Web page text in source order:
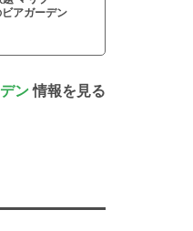
アガーデン
ン情報を見る